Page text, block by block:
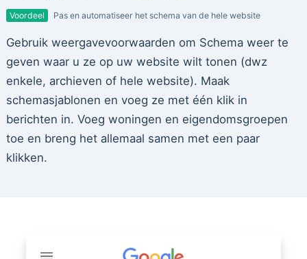
Voordeel Pas en automatiseer het schema van de hele website
Gebruik weergavevoorwaarden om Schema weer te
geven waar u ze op uw website wilt tonen (dwz
enkele, archieven of hele website). Maak
schemasjablonen en voeg ze met één klik in
berichten in. Voeg woningen en eigendomsgroepen
toe en breng het allemaal samen met een paar
klikken.